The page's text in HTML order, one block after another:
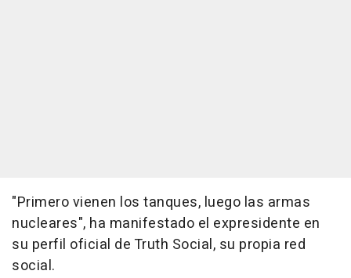
"Primero vienen los tanques, luego las armas
nucleares", ha manifestado el expresidente en
su perfil oficial de Truth Social, su propia red
social.